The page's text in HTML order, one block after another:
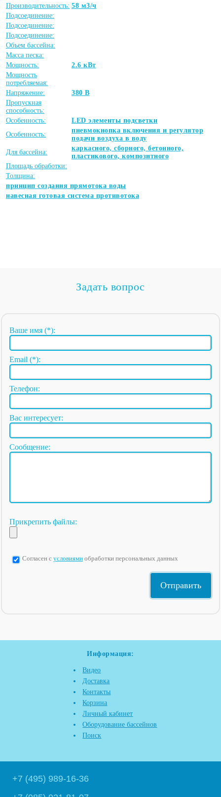
Производительность: 58 м3/ч
Подсоединение:
Подсоединение:
Подсоединение:
Объем бассейна:
Масса песка:
Мощность:
2.6 кВт
Мощность
потребляемая:
Напряжение:
380 В
Пропускная
способность:
Особенность:
LED элементы подсветки
Особенность:
пневмокнопка включения и регулятор
подачи воздуха в воду
Для бассейна:
каркасного, сборного, бетонного,
пластикового, композитного
Площадь обработки:
Толщина:
принцип создания прямотока воды
навесная готовая система противотока
Задать вопрос
Ваше имя (*):
Email (*):
Телефон:
Вас интересует:
Сообщение:
Прикрепить файлы:
Согласен с условиями обработки персональных данных
Информация:
Видео
Доставка
Контакты
Корзина
Личный кабинет
Оборудование бассейнов
Поиск
+7 (495) 989-16-36